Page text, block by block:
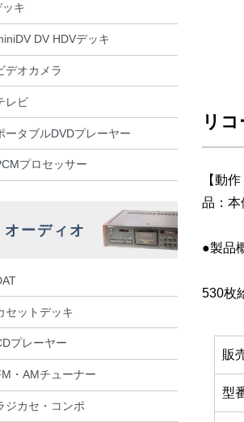
リ
【動
品：
●製品
530枚
販
型
キ
DV HDVデッキ
デオカメラ
レビ
ータブルDVDプレーヤー
プロセッサー
オーディオ
セットデッキ
プレーヤー
・AMチューナー
ジカセ・コンポ